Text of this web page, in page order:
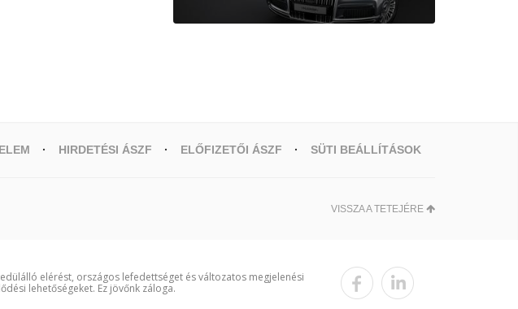
HIRDETÉSI ÁSZF ELŐFIZETŐI ÁSZF SÜTI BEÁLLÍTÁSOK
VISSZA A TETEJÉRE
elérést, országos lefedettséget és változatos megjelenési
lehetőségeket. Ez jövőnk záloga.